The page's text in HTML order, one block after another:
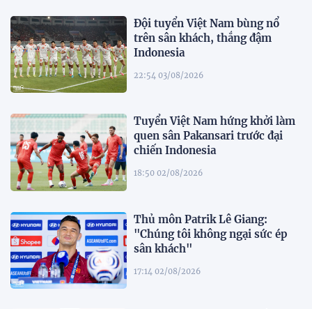
Đội tuyển Việt Nam bùng nổ
trên sân khách, thắng đậm
Indonesia
22:54 03/08/2026
Tuyển Việt Nam hứng khởi làm
quen sân Pakansari trước đại
chiến Indonesia
18:50 02/08/2026
Thủ môn Patrik Lê Giang:
"Chúng tôi không ngại sức ép
sân khách"
17:14 02/08/2026